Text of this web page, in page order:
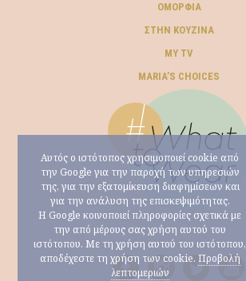
ΟΜΟΡΦΙΆ
ΣΤΗΝ ΚΟΥΖΊΝΑ
MY TV
ΜARIA’S CHOICES
Αυτός ο ιστότοπος χρησιμοποιεί cookie από
την Google για την παροχή των υπηρεσιών
της, για την εξατομίκευση διαφημίσεων και
για την ανάλυση της επισκεψιμότητας.
Η Google κοινοποιεί πληροφορίες σχετικά με
την από μέρους σας χρήση αυτού του
ιστότοπου. Με τη χρήση αυτού του ιστότοπου,
αποδέχεστε τη χρήση των cookie. Προβολή
λεπτομεριών